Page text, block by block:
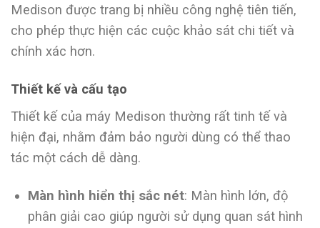
Medison được trang bị nhiều công nghệ tiên tiến,
cho phép thực hiện các cuộc khảo sát chi tiết và
chính xác hơn.
Thiết kế và cấu tạo
Thiết kế của máy Medison thường rất tinh tế và
hiện đại, nhằm đảm bảo người dùng có thể thao
tác một cách dễ dàng.
Màn hình hiển thị sắc nét: Màn hình lớn, độ
phân giải cao giúp người sử dụng quan sát hình